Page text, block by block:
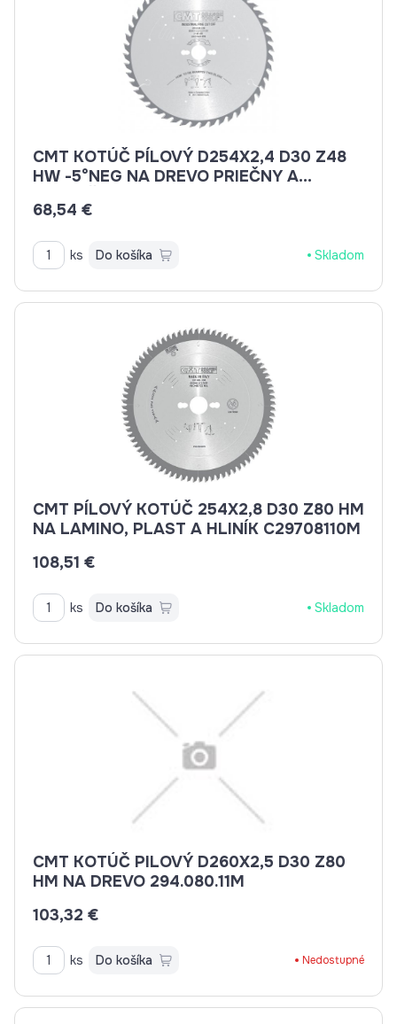
CMT KOTÚČ PÍLOVÝ D254X2,4 D30 Z48
HW -5°NEG NA DREVO PRIEČNY A
68,54 €
ks Do košíka Skladom
CMT PÍLOVÝ KOTÚČ 254X2,8 D30 Z80 HM
NA LAMINO, PLAST A HLINÍK C29708110M
108,51 €
ks Do košíka Skladom
CMT KOTÚČ PILOVÝ D260X2,5 D30 Z80
HM NA DREVO 294.080.11M
103,32 €
ks Do košíka Nedostupné